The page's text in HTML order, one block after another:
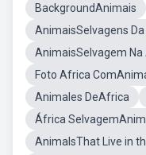
BackgroundAnimais
AnimaisSelvagens Da
AnimaisSelvagem Na
Foto Africa
Animales DeAfrica
África
AnimalsThat Live in